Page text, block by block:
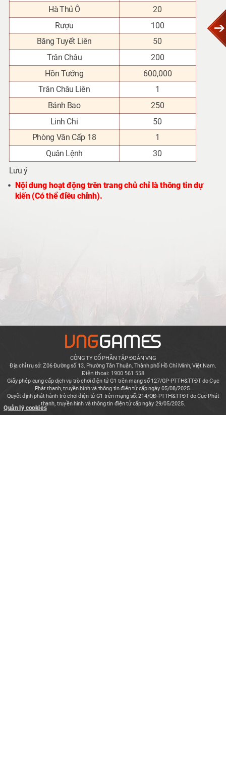
Hà Thủ Ô 20
Rượu
100
Băng Tuyết Liên
50
Trân Châu
200
Hồn Tướng
600,000
Trân Châu Liên 1
Bánh Bao
250
Linh Chi
50
Phòng Văn Cấp 18
1
Quân Lệnh
30
Lưu ý
Nội dung hoạt động trên trang chủ chỉ là thông tin dự
kiến (Có thể điều chỉnh).
CÔNG TY CỔ PHẦN TẬP ĐOÀN VNG
Địa chỉ trụ sở: Z06 Đường số 13, Phường Tân Thuận, Thành phố Hồ Chí Minh, Việt Nam.
Điện thoại: 1900 561 558
Giấy phép cung cấp dịch vụ trò chơi điện tử G1 trên mạng số 127/GP-PTTH&TTĐT do Cục
Phát thanh, truyền hình và thông tin điện tử cấp ngày 05/08/2025.
Quyết định phát hành trò chơi điện tử G1 trên mạng số: 214/QĐ-PTTH&TTĐT do Cục Phát
thanh, truyền hình và thông tin điện tử cấp ngày 29/05/2025.
Quản lý cookies